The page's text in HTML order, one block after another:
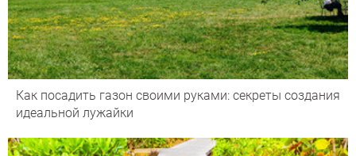
Как посадить газон своими руками: секреты создания
идеальной лужайки